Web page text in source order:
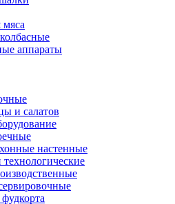
аппараты
и салатов
настенные